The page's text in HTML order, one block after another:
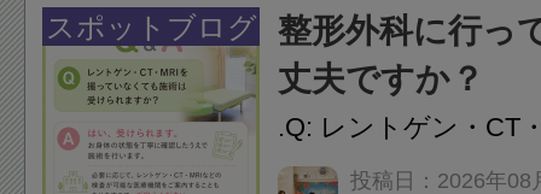
慣など様々です。痛
し、お一人おひとり
をご提案します。.#
スポットブログ
整形外科に行っ
丈夫ですか？
.Q: レントゲン・CT
いなくても施術は受
投稿日：2026年08